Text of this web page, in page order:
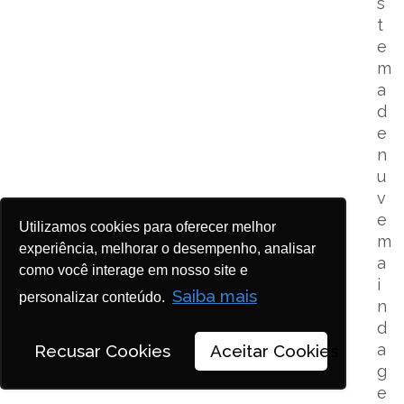
Utilizamos cookies para oferecer melhor
experiência, melhorar o desempenho, analisar
como você interage em nosso site e
personalizar conteúdo. Saiba mais
Recusar Cookies Aceitar Cookies
t
e
m
a
d
e
n
u
v
e
m
a
i
n
d
a
g
e